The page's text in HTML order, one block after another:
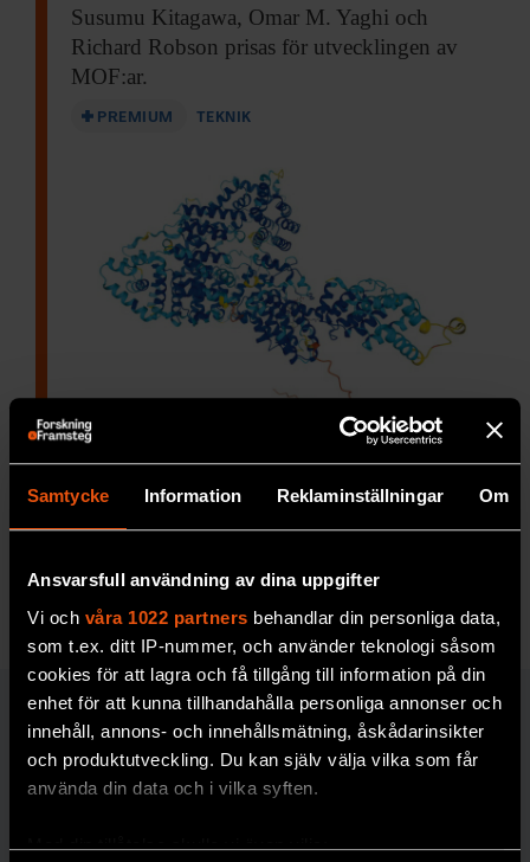
Samtycke Information Reklaminställningar Om
Ansvarsfull användning av dina uppgifter
Vi och våra 1022 partners behandlar din personliga data,
som t.ex. ditt IP-nummer, och använder teknologi såsom
cookies för att lagra och få tillgång till information på din
enhet för att kunna tillhandahålla personliga annonser och
innehåll, annons- och innehållsmätning, åskådarinsikter
och produktutveckling. Du kan själv välja vilka som får
använda din data och i vilka syften.
Med din tillåtelse skulle vi även vilja:
Susumu Kitagawa, Omar M. Yaghi och
Richard Robson prisas för utvecklingen av
MOF:ar.
PREMIUM TEKNIK
AI-revolution för livets
Att kartlägga ett
protein brukade ta månader
PREMIUM TEKNIK
TEKNIK